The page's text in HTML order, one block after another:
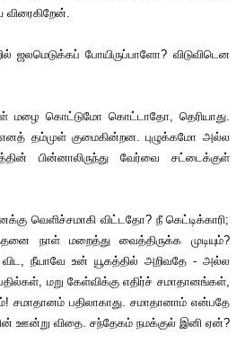
விரைகிறேன்.
போயிருப்பாளோ? விடுவிடென
கொட்டுமோ கொட்டாதோ, தெரியாது.
தம்முள் குமைகின்றன. புழுக்கமோ அல்ல
பின்னாலிருந்து வேர்வை சட்டைக்குள்
வெளிச்சமாகி விட்டதோ? நீ கெட்டிக்காரி;
நாள் மறைத்து வைத்திருக்க முடியும்?
நீயாவே உன் யூகத்தில் அறிவதே - அல்ல
மறு கேள்விக்கு எதிர்ச் சமாதானங்கள்,
பதிலாகாது. சமாதானாம் என்பதே
ஊன்று விதை. சந்தேகம் நமக்குல் இனி ஏன்?